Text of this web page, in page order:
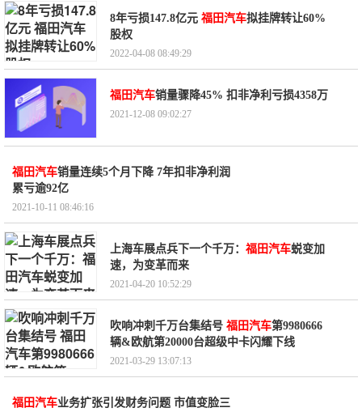
8年亏损147.8亿元 福田汽车拟挂牌转让60%
股权
2022-04-08 08:49:29
福田汽车销量骤降45% 扣非净利亏损4358万
2021-12-08 09:02:27
福田汽车销量连续5个月下降 7年扣非净利润
累亏逾92亿
2021-10-11 08:46:16
上海车展点兵下一个千万： 福田汽车蜕变加
速，为变革而来
2021-04-20 10:52:29
吹响冲刺千万台集结号 福田汽车第9980666
辆&欧航第20000台超级中卡闪耀下线
2021-03-29 13:07:13
福田汽车业务扩张引发财务问题 市值变脸三